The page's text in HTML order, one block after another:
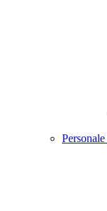
Personale